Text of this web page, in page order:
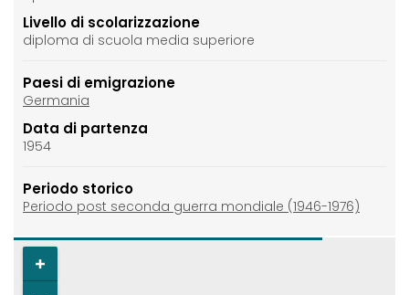
Livello di scolarizzazione
diploma di scuola media superiore
Paesi di emigrazione
Germania
Data di partenza
1954
Periodo storico
Periodo post seconda guerra mondiale (1946-1976)